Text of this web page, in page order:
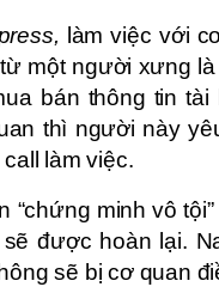
làm việc với
một người xưng
bán thông tin
thì người này
làm việc.
“chứng minh vô
sẽ được hoàn lại.
sẽ bị cơ quan